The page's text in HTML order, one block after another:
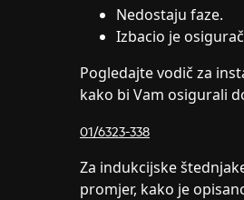
Nedostaju faze.
Izbacio je
Pogledajte vodič za
kako bi Vam osigurali
01/6323-338
Za indukcijske
promjer, kako je